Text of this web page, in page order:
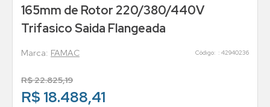
165mm de Rotor 220/380/440V
Trifasico Saida Flangeada
FAMAC : 42940236
R$22.825,19
R$ 18.488,41